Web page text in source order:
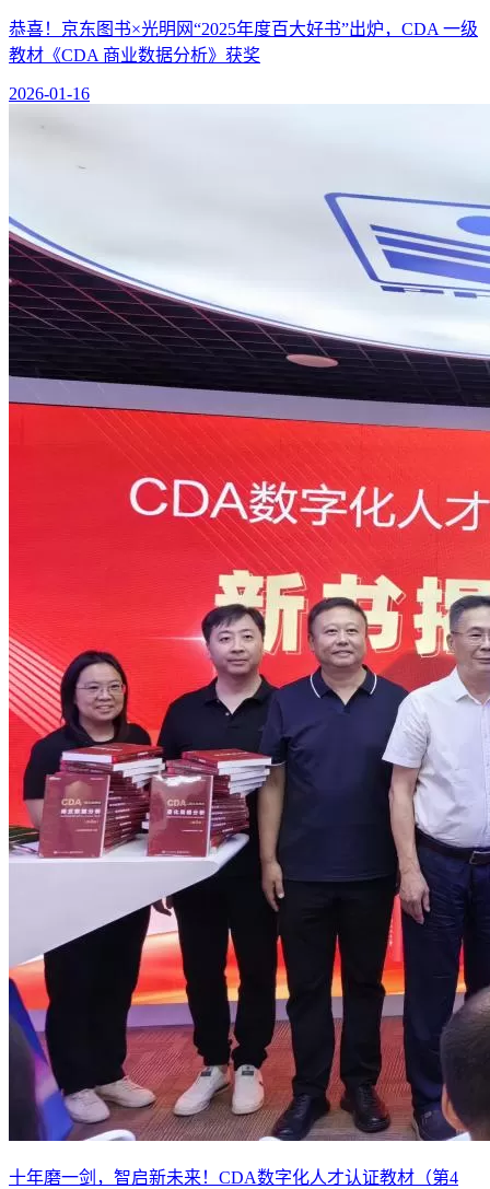
恭喜！京东图书×光明网“2025年度百大好书”出炉，CDA 一级
教材《CDA 商业数据分析》获奖
2026-01-16
十年磨一剑，智启新未来！CDA数字化人才认证教材（第4